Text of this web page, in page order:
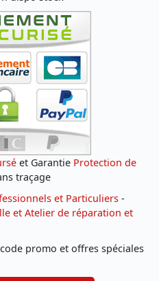
et Garantie Protection de
traçage
et Particuliers -
et Atelier de réparation et
promo et offres spéciales